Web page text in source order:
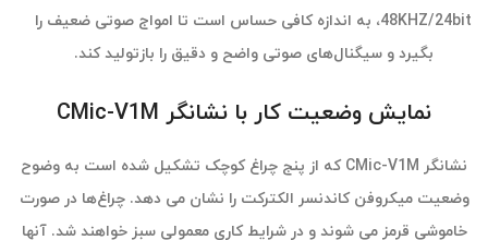
48KHZ/24bit، به اندازه کافی حساس است تا امواج صوتی ضعیف را
بگیرد و سیگنال‌های صوتی واضح و دقیق را بازتولید کند.
نمایش وضعیت کار با نشانگر CMic-V1M
نشانگر CMic-V1M که از پنج چراغ کوچک تشکیل شده است به وضوح
وضعیت میکروفن کاندنسر الکترکت را نشان می دهد. چراغ‌ها در صورت
خاموشی قرمز می شوند و در شرایط کاری معمولی سبز خواهند شد. آنها